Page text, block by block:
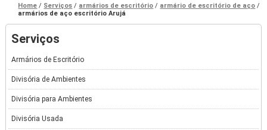
Home Serviços armários de escritório
armário de escritório de aço
armários de aço escritório Arujá
Serviços
Armários de Escritório
Divisória de Ambientes
Divisória para Ambientes
Divisória Usada